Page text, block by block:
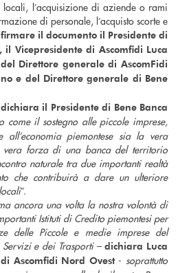
l’acquisizione di aziende o rami
di personale, l’acquisto scorte e
il documento il Presidente di
il Vicepresidente di Ascomfidi Luca
Direttore generale di AscomFidi
e del Direttore generale di Bene
dichiara il Presidente di Bene Banca
come il sostegno alle piccole imprese,
piemontese sia la vera
vera forza di una banca del territorio
naturale tra due importanti realtà
che contribuirà a dare un ulteriore
”.
ancora una volta la nostra volontà di
Istituti di Credito piemontesi per
delle Piccole e medie imprese del
e dei Trasporti–dichiara Luca
Ascomfidi Nord Ovest- soprattutto